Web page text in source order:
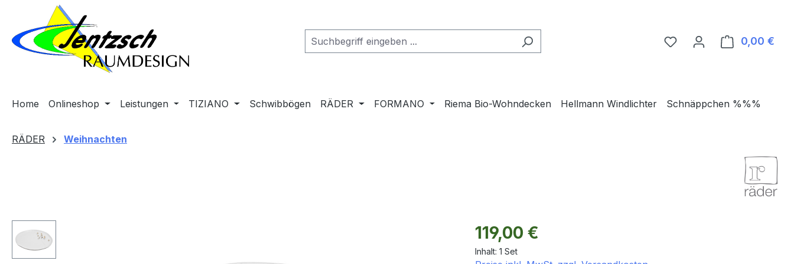
Hauptinhalt springen
Zur Suche springen
Zur Hauptnavigation springen
0,00 €
Home Onlineshop Leistungen TIZIANO Schwibbögen RÄDER FORMANO Riema Bio-Wohndecken Hellmann Windlichter Schnäppchen %%%
RÄDER Weihnachten
Bildergalerie überspringen Regulärer Preis:
119,00 €
Inhalt: 1 Set